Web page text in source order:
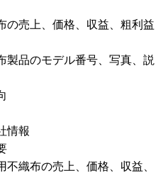
の売上、価格、収益、粗利益
製品のモデル番号、写真、説
情報
不織布の売上、価格、収益、